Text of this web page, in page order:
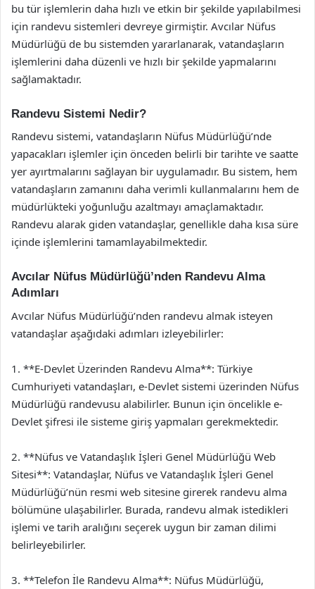
bu tür işlemlerin daha hızlı ve etkin bir şekilde yapılabilmesi
için randevu sistemleri devreye girmiştir. Avcılar Nüfus
Müdürlüğü de bu sistemden yararlanarak, vatandaşların
işlemlerini daha düzenli ve hızlı bir şekilde yapmalarını
sağlamaktadır.
Randevu Sistemi Nedir?
Randevu sistemi, vatandaşların Nüfus Müdürlüğü’nde
yapacakları işlemler için önceden belirli bir tarihte ve saatte
yer ayırtmalarını sağlayan bir uygulamadır. Bu sistem, hem
vatandaşların zamanını daha verimli kullanmalarını hem de
müdürlükteki yoğunluğu azaltmayı amaçlamaktadır.
Randevu alarak giden vatandaşlar, genellikle daha kısa süre
içinde işlemlerini tamamlayabilmektedir.
Avcılar Nüfus Müdürlüğü’nden Randevu Alma
Adımları
Avcılar Nüfus Müdürlüğü’nden randevu almak isteyen
vatandaşlar aşağıdaki adımları izleyebilirler:
1. **E-Devlet Üzerinden Randevu Alma**: Türkiye
Cumhuriyeti vatandaşları, e-Devlet sistemi üzerinden Nüfus
Müdürlüğü randevusu alabilirler. Bunun için öncelikle e-
Devlet şifresi ile sisteme giriş yapmaları gerekmektedir.
2. **Nüfus ve Vatandaşlık İşleri Genel Müdürlüğü Web
Sitesi**: Vatandaşlar, Nüfus ve Vatandaşlık İşleri Genel
Müdürlüğü’nün resmi web sitesine girerek randevu alma
bölümüne ulaşabilirler. Burada, randevu almak istedikleri
işlemi ve tarih aralığını seçerek uygun bir zaman dilimi
belirleyebilirler.
3. **Telefon İle Randevu Alma**: Nüfus Müdürlüğü,